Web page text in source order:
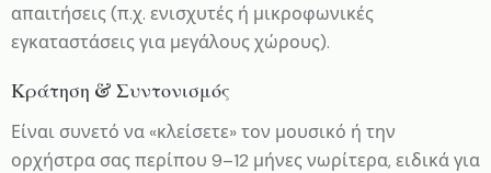
απαιτήσεις (π.χ. ενισχυτές ή μικροφωνικές
εγκαταστάσεις για μεγάλους χώρους).
Κράτηση & Συντονισμός
Είναι συνετό να «κλείσετε» τον μουσικό ή την
ορχήστρα σας περίπου 9–12 μήνες νωρίτερα, ειδικά για